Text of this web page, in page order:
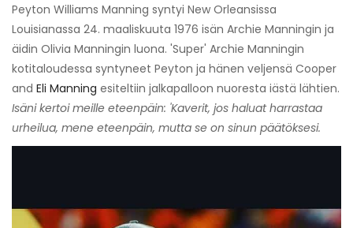
Peyton Williams Manning syntyi New Orleansissa
Louisianassa 24. maaliskuuta 1976 isän Archie Manningin ja
äidin Olivia Manningin luona. 'Super' Archie Manningin
kotitaloudessa syntyneet Peyton ja hänen veljensä Cooper
and Eli Manning esiteltiin jalkapalloon nuoresta iästä lähtien.
Isäni kertoi meille eteenpäin: 'Kaverit, jos haluat harrastaa
urheilua, mene eteenpäin, mutta se on sinun päätöksesi.